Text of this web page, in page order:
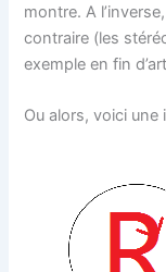
montre. A
contraire (les
exemple en fin
Ou alors, voici une